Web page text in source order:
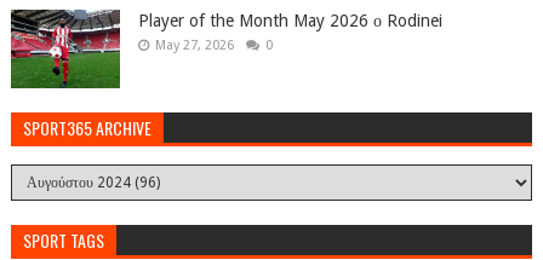
Player of the Month May 2026 ο Rodinei
May 27, 2026 0
SPORT365 ARCHIVE
SPORT TAGS